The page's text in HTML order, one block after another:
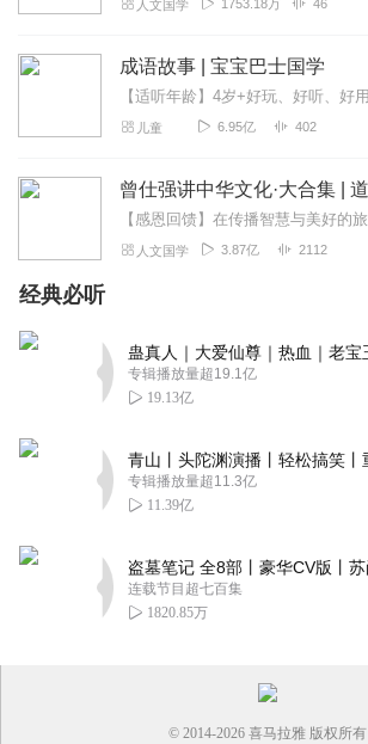
人文国学 1753.18万 46
成语故事 | 宝宝巴士国学
儿童 6.95亿 402
人文国学 3.87亿 2112
经典必听
专辑播放量超19.1亿
19.13亿
专辑播放量超11.3亿
11.39亿
连载节目超七百集
1820.85万
© 2014-2026 喜马拉雅 版权所有